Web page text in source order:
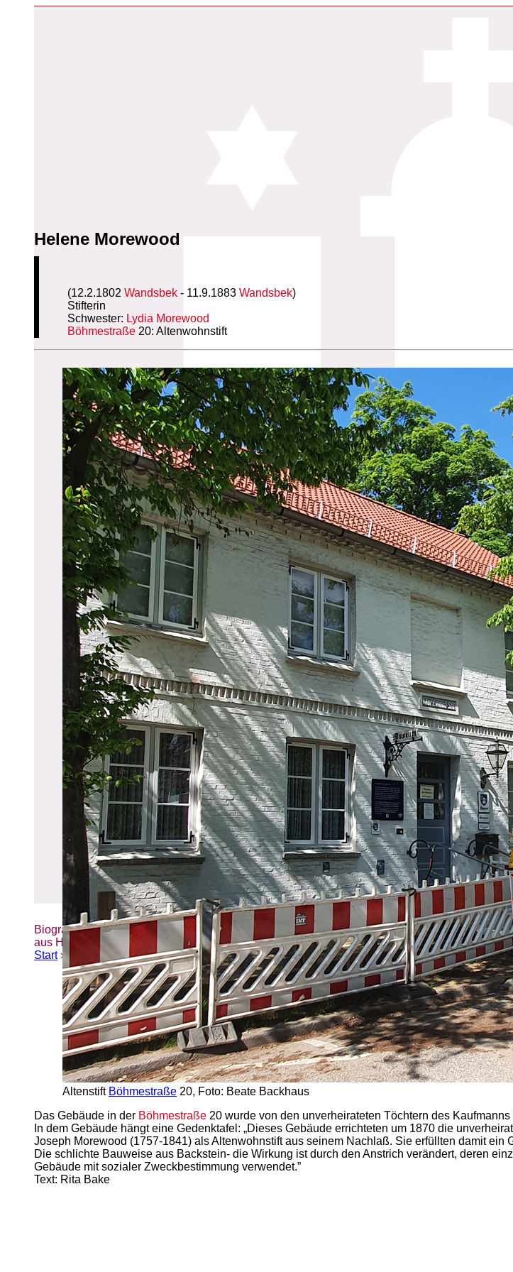
Biografien-Datenbank: Frauen
aus Hamburg
Start» Erweiterte Suche» Helene Morewood
Helene Morewood
(12.2.1802Wandsbek - 11.9.1883Wandsbek)
Stifterin
Schwester: Lydia Morewood
Böhmestraße 20: Altenwohnstift
Altenstift Böhmestraße 20, Foto: Beate Backhaus
Das Gebäude in der Böhmestraße 20 wurde von den unverheirateten Töchtern des
In dem Gebäude hängt eine Gedenktafel: „Dieses Gebäude errichteten um 1870 die
Joseph Morewood (1757-1841) als Altenwohnstift aus seinem Nachlaß. Sie erfüllten damit ein
Die schlichte Bauweise aus Backstein- die Wirkung ist durch den Anstrich verändert, deren
Gebäude mit sozialer Zweckbestimmung verwendet.”
Text: Rita Bake